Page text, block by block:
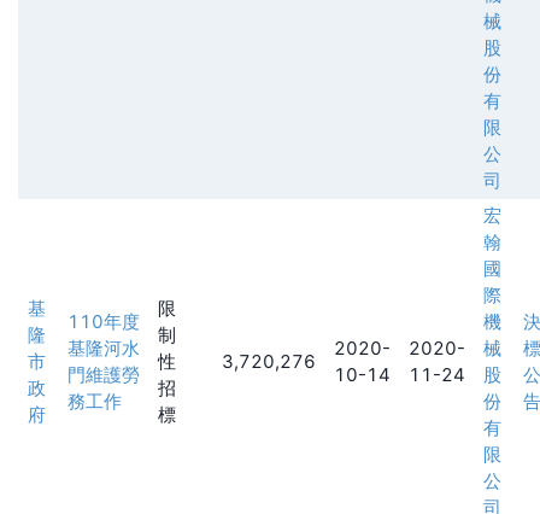
械
股
份
有
限
公
司
基
隆
市
政
府
110年度
基隆河水
門維護勞
務工作
限
制
性
招
標
3,720,276
2020-
10-14
2020-
11-24
宏
翰
國
際
機
械
股
份
有
限
公
司
決
標
公
告